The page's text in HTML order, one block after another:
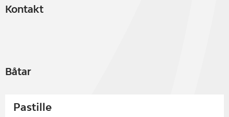
Kontakt
Båtar
Pastille